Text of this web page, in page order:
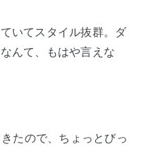
いてスタイル抜群。ダ
んて、もはや言えな
たので、ちょっとびっ